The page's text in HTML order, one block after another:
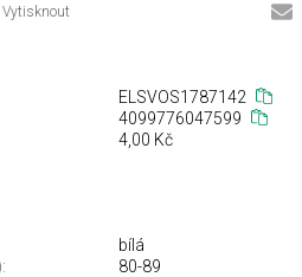
Vytisknout
ELSVOS1787142
4099776047599
4,00 Kč
bílá
80-89